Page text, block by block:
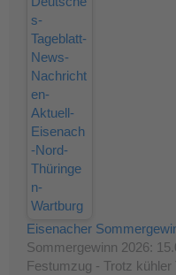
Eisenacher
Sommergewinn 2026:
Festumzug - Trotz